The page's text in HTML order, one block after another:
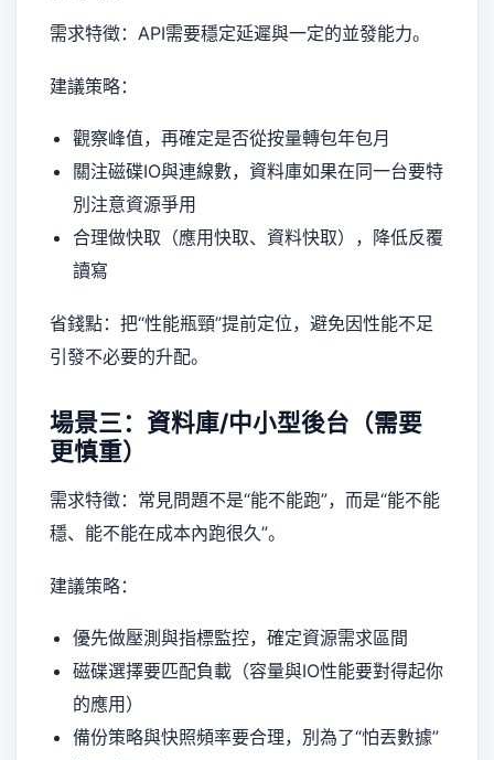
需求特徵：API需要穩定延遲與一定的並發能力。
建議策略：
觀察峰值，再確定是否從按量轉包年包月
關注磁碟IO與連線數，資料庫如果在同一台要特
別注意資源爭用
合理做快取（應用快取、資料快取），降低反覆
讀寫
省錢點：把“性能瓶頸”提前定位，避免因性能不足
引發不必要的升配。
場景三：資料庫/中小型後台（需要
更慎重）
需求特徵：常見問題不是“能不能跑”，而是“能不能
穩、能不能在成本內跑很久”。
建議策略：
優先做壓測與指標監控，確定資源需求區間
磁碟選擇要匹配負載（容量與IO性能要對得起你
的應用）
備份策略與快照頻率要合理，別為了“怕丟數據”